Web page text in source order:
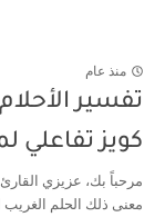
منذ عام
كويز تفاعلي
مرحباً بك، عزيزي
معنى ذلك الحلم